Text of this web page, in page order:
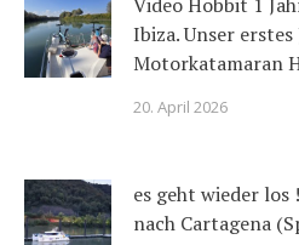
Ibiza. Unser
Motorkatamaran
20. April 2026
es geht wieder
nach Cartagena